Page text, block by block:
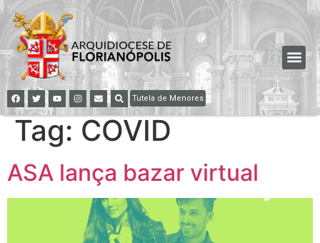
Tutela de Menores
Tag: COVID
ASA lança bazar virtual